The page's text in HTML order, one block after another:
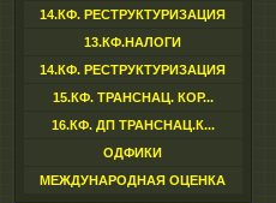
14.КФ. РЕСТРУКТУРИЗАЦИЯ
13.КФ.НАЛОГИ
14.КФ. РЕСТРУКТУРИЗАЦИЯ
15.КФ. ТРАНСНАЦ. КОР...
16.КФ. ДП ТРАНСНАЦ.К...
ОДФИКИ
МЕЖДУНАРОДНАЯ ОЦЕНКА